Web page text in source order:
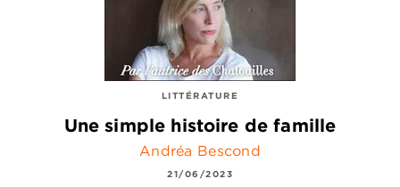
LITTÉRATURE
Une simple histoire de famille
Andréa Bescond
21/06/2023